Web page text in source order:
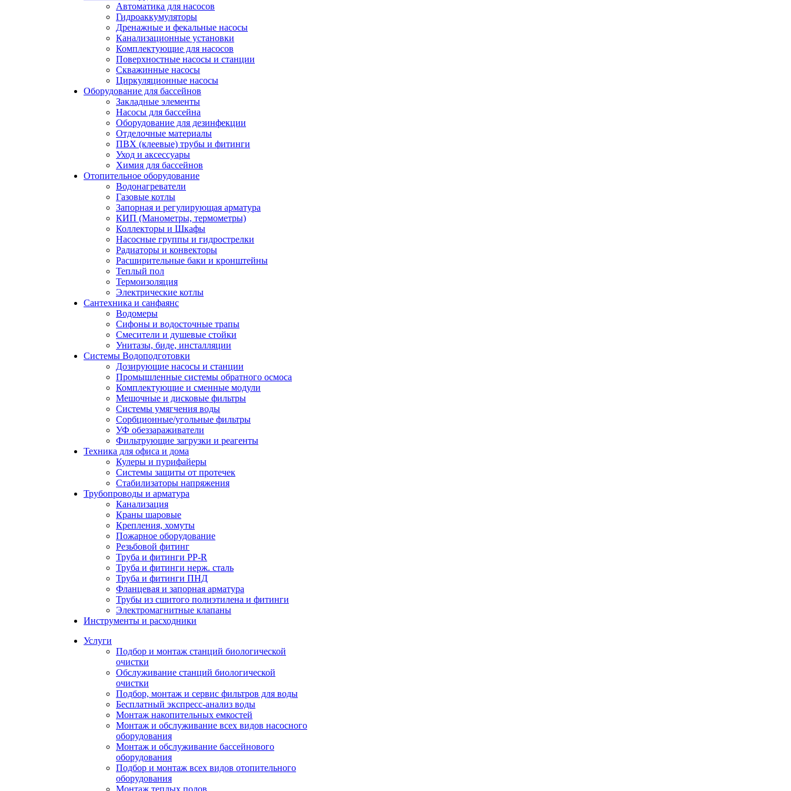
Автоматика для насосов
Гидроаккумуляторы
Дренажные и фекальные насосы
Канализационные установки
Комплектующие для насосов
Поверхностные насосы и станции
Скважинные насосы
Циркуляционные насосы
Оборудование для бассейнов
Закладные элементы
Насосы для бассейна
Оборудование для дезинфекции
Отделочные материалы
ПВХ (клеевые) трубы и фитинги
Уход и аксессуары
Химия для бассейнов
Отопительное оборудование
Водонагреватели
Газовые котлы
Запорная и регулирующая арматура
КИП (Манометры, термометры)
Коллекторы и Шкафы
Насосные группы и гидрострелки
Радиаторы и конвекторы
Расширительные баки и кронштейны
Теплый пол
Термоизоляция
Электрические котлы
Сантехника и санфаянс
Водомеры
Сифоны и водосточные трапы
Смесители и душевые стойки
Унитазы, биде, инсталляции
Системы Водоподготовки
Дозирующие насосы и станции
Промышленные системы обратного осмоса
Комплектующие и сменные модули
Мешочные и дисковые фильтры
Системы умягчения воды
Сорбционные/угольные фильтры
УФ обеззараживатели
Фильтрующие загрузки и реагенты
Техника для офиса и дома
Кулеры и пурифайеры
Системы защиты от протечек
Стабилизаторы напряжения
Трубопроводы и арматура
Канализация
Краны шаровые
Крепления, хомуты
Пожарное оборудование
Резьбовой фитинг
Труба и фитинги PP-R
Труба и фитинги нерж. сталь
Труба и фитинги ПНД
Фланцевая и запорная арматура
Трубы из сшитого полиэтилена и фитинги
Электромагнитные клапаны
Инструменты и расходники
Услуги
Подбор и монтаж станций биологической
очистки
Обслуживание станций биологической
очистки
Подбор, монтаж и сервис фильтров для воды
Бесплатный экспресс-анализ воды
Монтаж накопительных емкостей
Монтаж и обслуживание всех видов насосного
оборудования
Монтаж и обслуживание бассейнового
оборудования
Подбор и монтаж всех видов отопительного
оборудования
Монтаж теплых полов